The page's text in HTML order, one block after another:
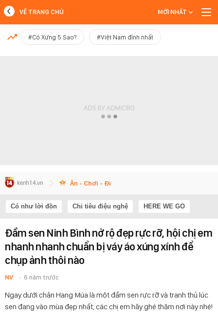
MỚI NHẤT
VỀ TRANG CHỦ MỚI NHẤT
#Có Xứng 5 Sao? #Việt Nam đỉnh nhất
Ăn - Chơi - Đi
Có như lời đồn Chi tiêu điệu nghệ HERE WE GO
Đầm sen Ninh Bình nở rộ đẹp rực rỡ, hội chị em
nhanh nhanh chuẩn bị váy áo xúng xính để
chụp ảnh thôi nào
NV 6 năm trước
Ngay dưới chân Hang Múa là một đầm sen rực rỡ và tranh thủ lúc
sen đang vào mùa đẹp nhất, các chị em hãy ghé thăm nơi này nhé!